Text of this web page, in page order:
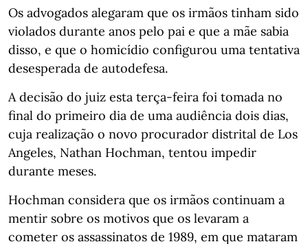
Os advogados alegaram que os irmãos tinham sido
violados durante anos pelo pai e que a mãe sabia
disso, e que o homicídio configurou uma tentativa
desesperada de autodefesa.
A decisão do juiz esta terça-feira foi tomada no
final do primeiro dia de uma audiência dois dias,
cuja realização o novo procurador distrital de Los
Angeles, Nathan Hochman, tentou impedir
durante meses.
Hochman considera que os irmãos continuam a
mentir sobre os motivos que os levaram a
cometer os assassinatos de 1989, em que mataram